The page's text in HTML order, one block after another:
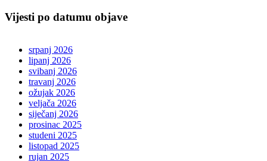
Vijesti po datumu objave
srpanj 2026
lipanj 2026
svibanj 2026
travanj 2026
ožujak 2026
veljača 2026
siječanj 2026
prosinac 2025
studeni 2025
listopad 2025
rujan 2025